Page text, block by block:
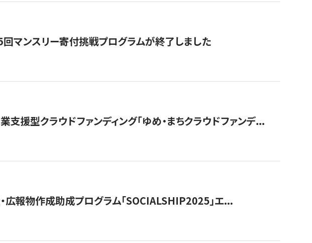
マンスリー寄付挑戦プログラムが終了しました
援型クラウドファンディング「ゆめ・まちクラウドファンデ...
報物作成助成プログラム「SOCIALSHIP2025」エ...